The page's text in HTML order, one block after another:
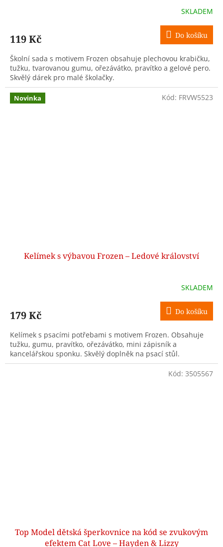
SKLADEM
119 Kč Do košíku
Školní sada s motivem Frozen obsahuje plechovou krabičku,
tužku, tvarovanou gumu, ořezávátko, pravítko a gelové pero.
Skvělý dárek pro malé školačky.
Novinka
Kelímek s výbavou Frozen – Ledové království
SKLADEM
179 Kč Do košíku
Kelímek s psacími potřebami s motivem Frozen. Obsahuje
tužku, gumu, pravítko, ořezávátko, mini zápisník a
kancelářskou sponku. Skvělý doplněk na psací stůl.
Kód: FRVW5523
Top Model dětská šperkovnice na kód se zvukovým
efektem Cat Love – Hayden & Lizzy
Kód: 3505567